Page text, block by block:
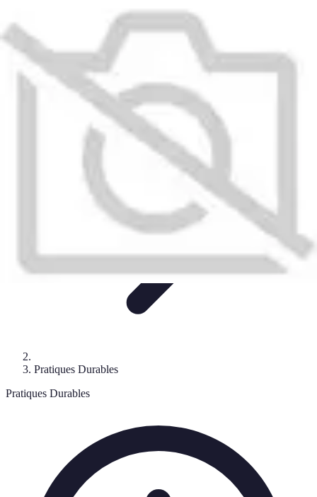
Environnement
Comprendre les toners
d'achatChoix et Comparaison
Toner Écologique
Pratiques Durables
Pratiques Durables